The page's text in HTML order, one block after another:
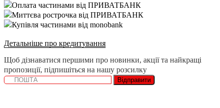
Оплата частинами від ПРИВАТБАНК
Миттєва рострочка від ПРИВАТБАНК
Купівля частинами від monobank
Детальніше про кредитування
Щоб дізнаватися першими про новинки, акції та найкращі
пропозиції, підпишіться на нашу розсилку
Відправити